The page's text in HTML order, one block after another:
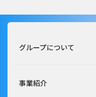
グループについて
事業紹介